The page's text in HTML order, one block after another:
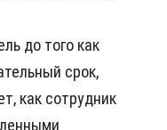
до того как
срок,
как сотрудник